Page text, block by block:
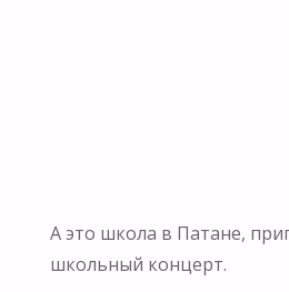
А это школа в Патане,
школьный концерт.